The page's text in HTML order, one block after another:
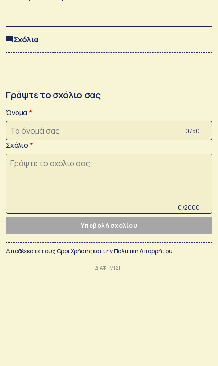
Σχόλια
Γράψτε το σχόλιο σας
Όνομα
0 /50
Σχόλιο
0 /2000
Υποβολή σχολίου
Αποδέχεστε τουςΌροι Χρήσηςκαι τηνΠολιτικη Απορρήτου